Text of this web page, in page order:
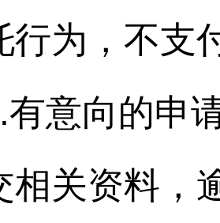
行为，不支
有意向的申
相关资料，